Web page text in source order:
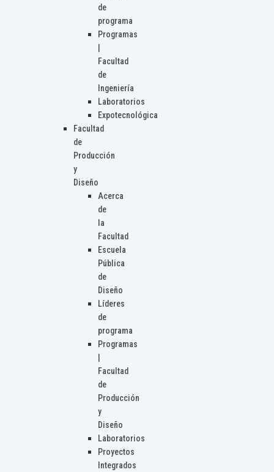
de
programa
Programas
Facultad
de
Ingeniería
Laboratorios
Expotecnológica
Facultad
de
Producción
y
Diseño
Acerca
de
la
Facultad
Escuela
Pública
de
Diseño
Líderes
de
programa
Programas
Facultad
de
Producción
y
Diseño
Laboratorios
Proyectos
Integrados